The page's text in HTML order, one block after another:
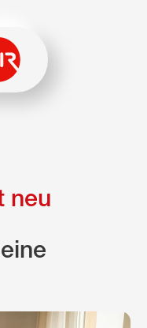
benötigt.
neu